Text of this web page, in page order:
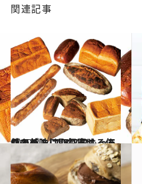
関連記事
2020.8.8
このパンは取り寄せる価値あり！ フワフワもっちりで美味しい毎日に
グルメ